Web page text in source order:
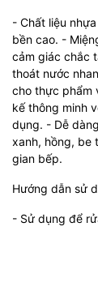
- Chất liệu
bền cao. -
cảm giác chắc
thoát nước
cho thực phẩm
kế thông minh
dụng. - Dễ
xanh, hồng, be
gian bếp.
Hướng dẫn sử
- Sử dụng để